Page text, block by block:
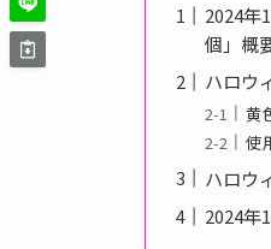
2024年
個」概
ハロウ
黄
使
ハロウ
2024年